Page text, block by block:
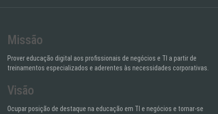
Missão
Prover educação digital aos profissionais de negócios e TI a partir de
treinamentos especializados e aderentes às necessidades corporativas.
Visão
Ocupar posição de destaque na educação em TI e negócios e tornar-se